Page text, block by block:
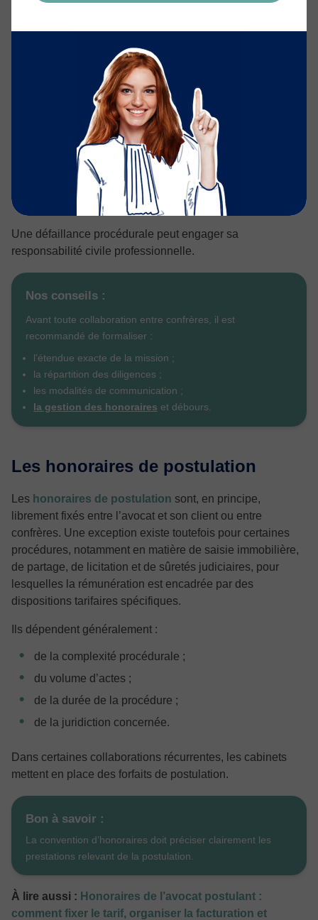
La responsabilité de l’avocat
postulant
L’avocat postulant engage sa responsabilité
professionnelle dans l’exécution des actes procéduraux.
Sa mission implique notamment :
le respect des délais ;
la régularité des transmissions ;
la conformité des actes ;
le suivi du calendrier judiciaire.
Une défaillance procédurale peut engager sa
responsabilité civile professionnelle.
Nos conseils :
Avant toute collaboration entre confrères, il est
recommandé de formaliser :
l’étendue exacte de la mission ;
la répartition des diligences ;
les modalités de communication ;
la gestion des honoraires et débours.
Les honoraires de postulation
Les honoraires de postulation sont, en principe,
librement fixés entre l’avocat et son client ou entre
confrères. Une exception existe toutefois pour certaines
procédures, notamment en matière de saisie immobilière,
de partage, de licitation et de sûretés judiciaires, pour
lesquelles la rémunération est encadrée par des
dispositions tarifaires spécifiques.
Ils dépendent généralement :
de la complexité procédurale ;
du volume d’actes ;
de la durée de la procédure ;
de la juridiction concernée.
Dans certaines collaborations récurrentes, les cabinets
mettent en place des forfaits de postulation.
Bon à savoir :
La convention d’honoraires doit préciser clairement les
prestations relevant de la postulation.
À lire aussi : Honoraires de l’avocat postulant :
comment fixer le tarif, organiser la facturation et